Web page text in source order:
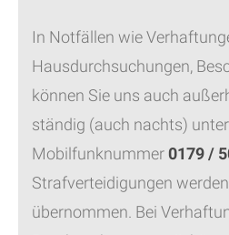
In Notfällen wie
Hausdurchsuchungen,
können Sie uns auch
ständig (auch nachts)
Mobilfunknummer0179 /
Strafverteidigungen
übernommen. Bei